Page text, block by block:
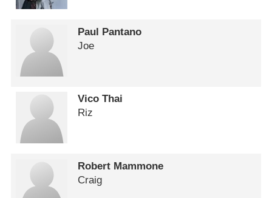
Paul Pantano
Joe
Vico Thai
Riz
Robert Mammone
Craig